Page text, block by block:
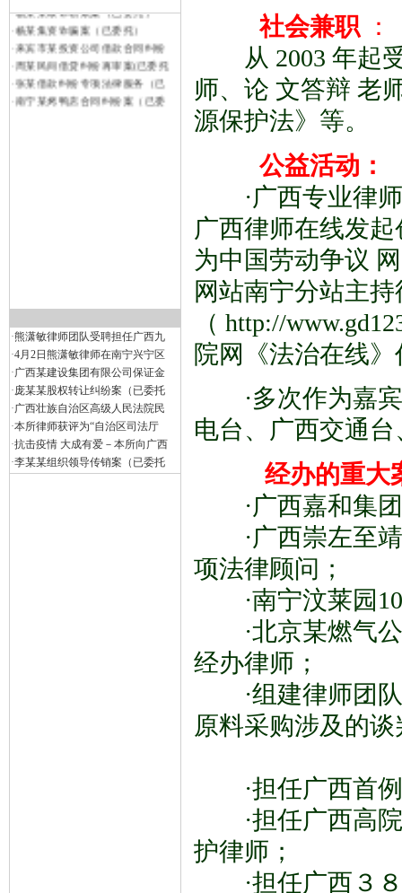
杨某某敲诈勒索案（已委托）
杨某集资诈骗案（已委托）
来宾市某投资公司借款合同纠纷
周某民间借贷纠纷再审案(已委托
张某借款纠纷专项法律服务（已
南宁某烤鸭店合同纠纷案（已委
·熊潇敏律师团队受聘担任广西九
·4月2日熊潇敏律师在南宁兴宁区
·广西某建设集团有限公司保证金
·庞某某股权转让纠纷案（已委托
·广西壮族自治区高级人民法院民
·本所律师获评为“自治区司法厅
·抗击疫情 大成有爱－本所向广西
·李某某组织领导传销案（已委托
社会兼职
：
从 2003 年起
师、论 文答辩 老
源保护法》等。
公益活动：
·广西专业律
广西律师在线发
为中国劳动争议
网站南宁分站主
（ http://
院网《法治在线
·多次作为嘉宾
电台、广西交通
经办的重大
·广西嘉和集
·广西崇左至
项法律顾问；
·南宁汶莱园10
·北京某燃气公
经办律师；
·组建律师团队
原料采购涉及的
·担任广西首例
·担任广西高院
护律师；
·担任广西３８